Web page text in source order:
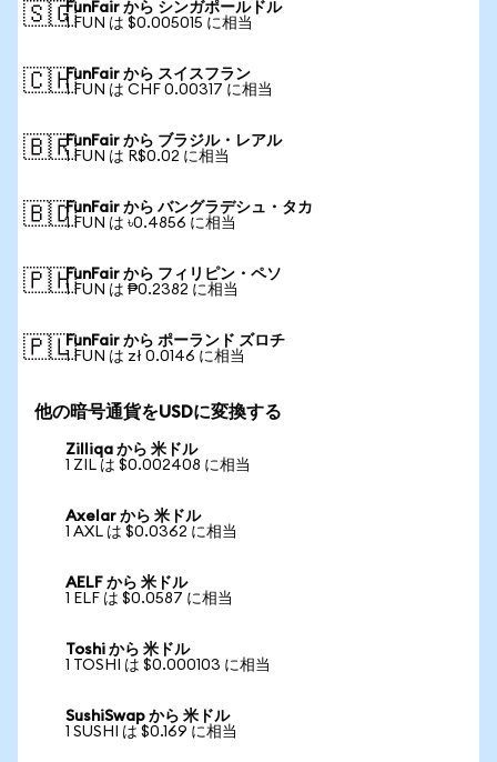
🇸🇬FunFair から シンガポールドル
1 FUN は $0.005015 に相当
🇨🇭FunFair から スイスフラン
1 FUN は CHF 0.00317 に相当
🇧🇷FunFair から ブラジル・レアル
1 FUN は R$0.02 に相当
🇧🇩FunFair から バングラデシュ・タカ
1 FUN は ৳0.4856 に相当
🇵🇭FunFair から フィリピン・ペソ
1 FUN は ₱0.2382 に相当
🇵🇱FunFair から ポーランド ズロチ
1 FUN は zł 0.0146 に相当
他の暗号通貨をUSDに変換する
Zilliqa から 米ドル
1 ZIL は $0.002408 に相当
Axelar から 米ドル
1 AXL は $0.0362 に相当
AELF から 米ドル
1 ELF は $0.0587 に相当
Toshi から 米ドル
1 TOSHI は $0.000103 に相当
SushiSwap から 米ドル
1 SUSHI は $0.169 に相当